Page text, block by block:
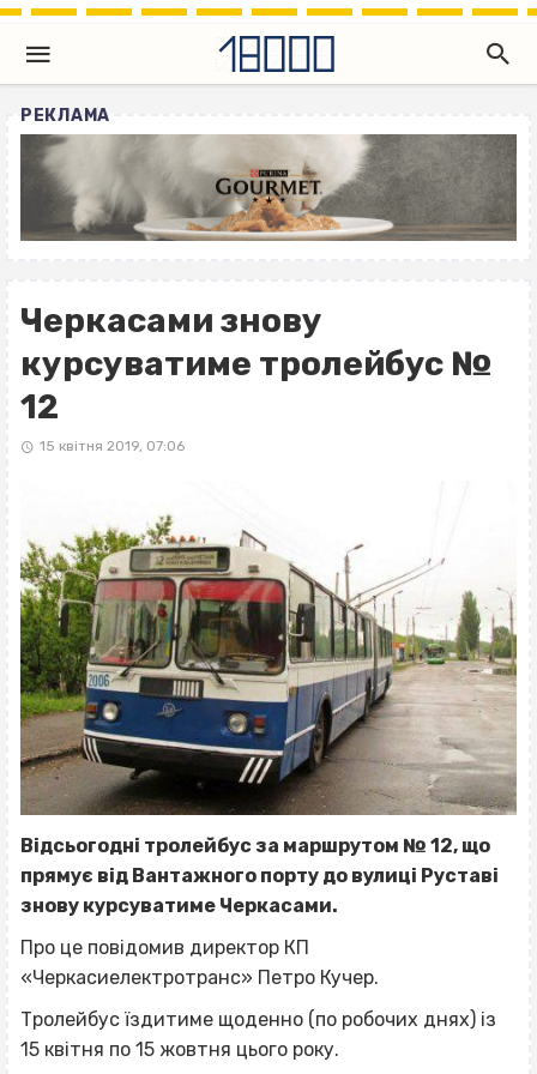
РЕКЛАМА
Черкасами знову
курсуватиме тролейбус №
12
15 квітня 2019, 07:06
Відсьогодні тролейбус за маршрутом № 12, що
прямує від Вантажного порту до вулиці Руставі
знову курсуватиме Черкасами.
Про це повідомив директор КП
«Черкасиелектротранс» Петро Кучер.
Тролейбус їздитиме щоденно (по робочих днях) із
15 квітня по 15 жовтня цього року.